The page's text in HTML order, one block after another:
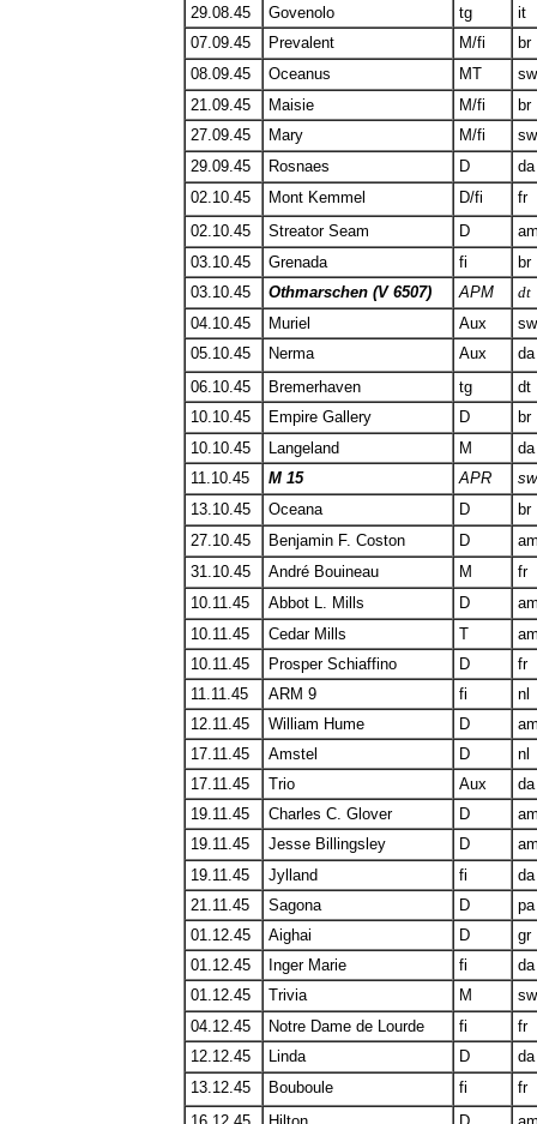
29.08.45
Govenolo tg
it
07.09.45
Prevalent M/fi
br
08.09.45
Oceanus MT
sw
21.09.45
Maisie M/fi
br
27.09.45
Mary M/fi
sw
29.09.45
Rosnaes D
da
02.10.45
Mont Kemmel D/fi
fr
02.10.45
Streator Seam D
03.10.45
Grenada fi
br
03.10.45
Othmarschen (V 6507) APM
dt
04.10.45
Muriel Aux
sw
05.10.45
Nerma Aux
da
06.10.45
Bremerhaven tg
dt
10.10.45
Empire Gallery D
br
10.10.45
Langeland M
da
11.10.45
M 15 APR
sw
13.10.45
Oceana D
br
27.10.45
Benjamin F. Coston D
31.10.45
André Bouineau M
fr
10.11.45
Abbot L. Mills D
10.11.45
Cedar Mills T
10.11.45
Prosper Schiaffino D
fr
11.11.45
ARM 9 fi
nl
12.11.45
William Hume D
17.11.45
Amstel D
nl
17.11.45
Trio Aux
da
19.11.45
Charles C. Glover D
19.11.45
Jesse Billingsley D
19.11.45
Jylland fi
da
21.11.45
Sagona D
pa
01.12.45
Aighai D
gr
01.12.45
Inger Marie fi
da
01.12.45
Trivia M
sw
04.12.45
Notre Dame de Lourde fi
fr
12.12.45
Linda D
da
13.12.45
Bouboule fi
fr